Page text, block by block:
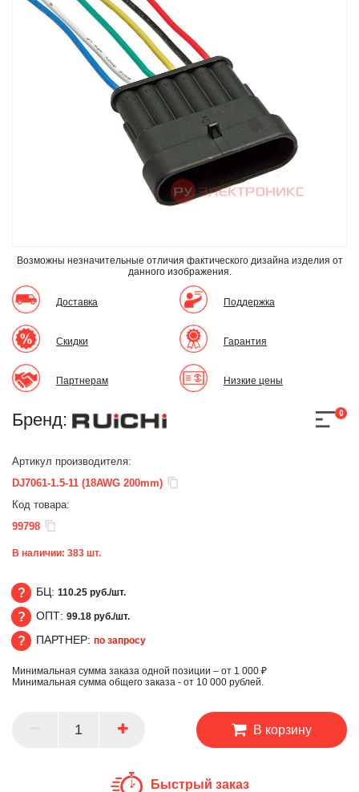
Возможны незначительные отличия фактического дизайна изделия от
данного изображения.
Доставка
Скидки
Партнерам
Поддержка
Гарантия
Низкие цены
Бренд: 0
Артикул производителя:
DJ7061-1.5-11 (18AWG 200mm)
Код товара:
99798
В наличии: 383 шт.
БЦ
БЦ: 110.25 руб./шт.
ОПТ
ОПТ: 99.18 руб./шт.
ПАРТНЕР
ПАРТНЕР: по запросу
Минимальная сумма заказа одной позиции – от 1 000 ₽
Минимальная сумма общего заказа - от 10 000 рублей.
В корзину
Быстрый заказ